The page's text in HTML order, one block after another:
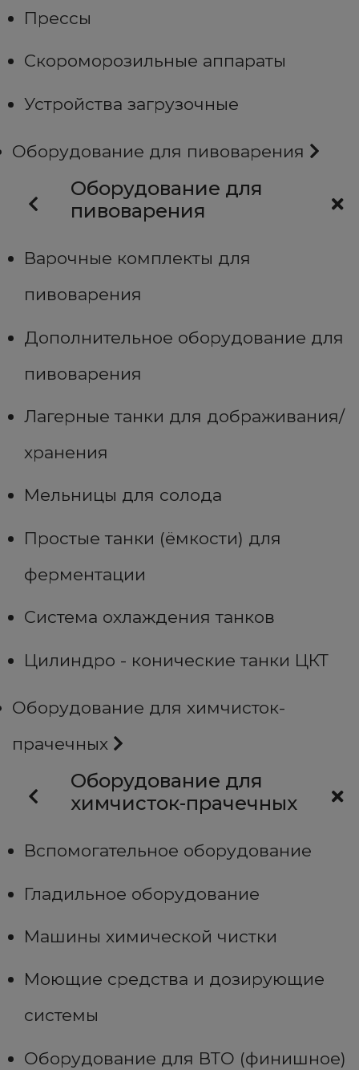
Прессы
Скороморозильные аппараты
Устройства загрузочные
Оборудование для пивоварения
Оборудование для
пивоварения
Варочные комплекты для
пивоварения
Дополнительное оборудование для
пивоварения
Лагерные танки для дображивания/
хранения
Мельницы для солода
Простые танки (ёмкости) для
ферментации
Система охлаждения танков
Цилиндро - конические танки ЦКТ
Оборудование для химчисток-
прачечных
Оборудование для
химчисток-прачечных
Вспомогательное оборудование
Гладильное оборудование
Машины химической чистки
Моющие средства и дозирующие
системы
Оборудование для ВТО (финишное)